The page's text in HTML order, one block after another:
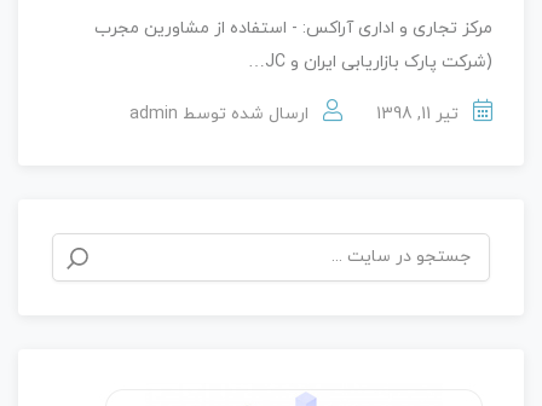
مرکز تجاری و اداری آراکس: - استفاده از مشاورین مجرب
(شرکت پارک بازاریابی ایران و JC…
تیر 11, 1398 ارسال شده توسط admin